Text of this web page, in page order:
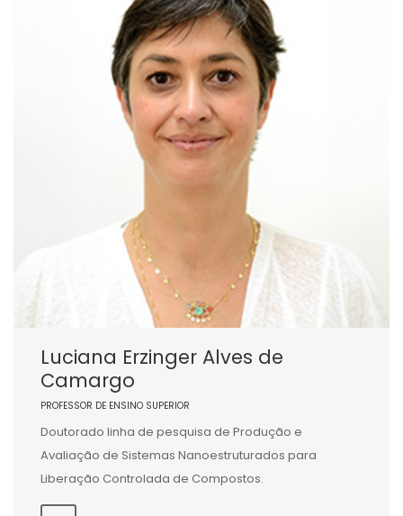
Luciana Erzinger Alves de
Camargo
PROFESSOR DE ENSINO SUPERIOR
Doutorado linha de pesquisa de Produção e
Avaliação de Sistemas Nanoestruturados para
Liberação Controlada de Compostos.